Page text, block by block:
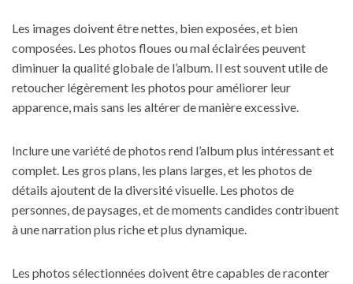
Les images doivent être nettes, bien exposées, et bien
composées. Les photos floues ou mal éclairées peuvent
diminuer la qualité globale de l’album. Il est souvent utile de
retoucher légèrement les photos pour améliorer leur
apparence, mais sans les altérer de manière excessive.
Inclure une variété de photos rend l’album plus intéressant et
complet. Les gros plans, les plans larges, et les photos de
détails ajoutent de la diversité visuelle. Les photos de
personnes, de paysages, et de moments candides contribuent
à une narration plus riche et plus dynamique.
Les photos sélectionnées doivent être capables de raconter